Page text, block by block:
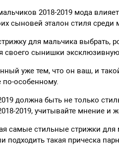
2018-2019 мода
сыновей эталон стиля среди
для мальчика
своего сынишки
уже тем, что он ваш, и
по-особенному.
должна быть не только
2019, учитывайте мнение и
самые стильные стрижки для
подходить такая прическа